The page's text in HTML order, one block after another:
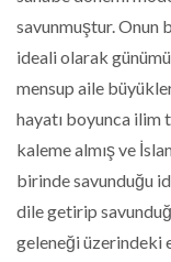
savunmuştur. Onun
ideali olarak
mensup aile
hayatı boyunca ilim
kaleme almış ve
birinde savunduğu
dile getirip
geleneği üzerindeki